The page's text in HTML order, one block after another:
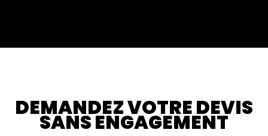
DEMANDEZ VOTRE DEVIS
SANS ENGAGEMENT